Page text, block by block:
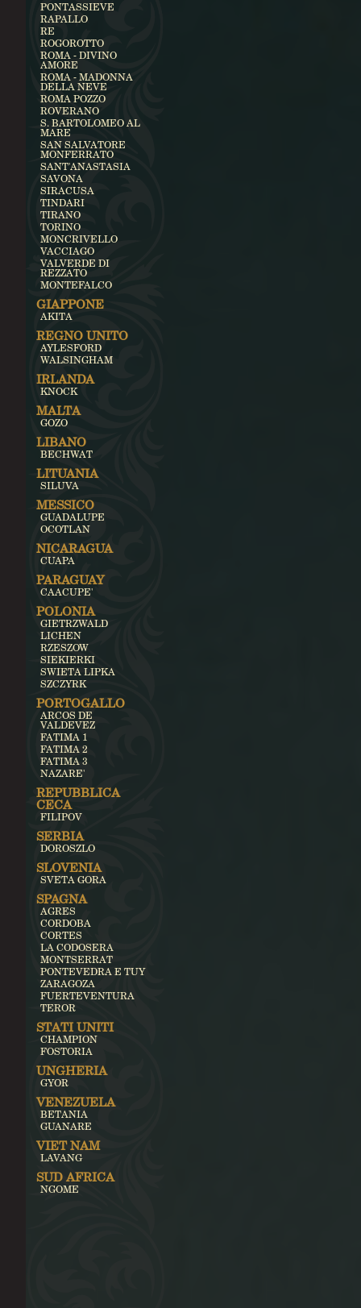
PONTASSIEVE
RAPALLO
RE
ROGOROTTO
ROMA - DIVINO
AMORE
ROMA - MADONNA
DELLA NEVE
ROMA POZZO
ROVERANO
S. BARTOLOMEO AL
MARE
SAN SALVATORE
MONFERRATO
SANT'ANASTASIA
SAVONA
SIRACUSA
TINDARI
TIRANO
TORINO
MONCRIVELLO
VACCIAGO
VALVERDE DI
REZZATO
MONTEFALCO
GIAPPONE
AKITA
REGNO UNITO
AYLESFORD
WALSINGHAM
IRLANDA
KNOCK
MALTA
GOZO
LIBANO
BECHWAT
LITUANIA
SILUVA
MESSICO
GUADALUPE
OCOTLAN
NICARAGUA
CUAPA
PARAGUAY
CAACUPE'
POLONIA
GIETRZWALD
LICHEN
RZESZOW
SIEKIERKI
SWIETA LIPKA
SZCZYRK
PORTOGALLO
ARCOS DE
VALDEVEZ
FATIMA 1
FATIMA 2
FATIMA 3
NAZARE'
REPUBBLICA
CECA
FILIPOV
SERBIA
DOROSZLO
SLOVENIA
SVETA GORA
SPAGNA
AGRES
CORDOBA
CORTES
LA CODOSERA
MONTSERRAT
PONTEVEDRA E TUY
ZARAGOZA
FUERTEVENTURA
TEROR
STATI UNITI
CHAMPION
FOSTORIA
UNGHERIA
GYOR
VENEZUELA
BETANIA
GUANARE
VIET NAM
LAVANG
SUD AFRICA
NGOME